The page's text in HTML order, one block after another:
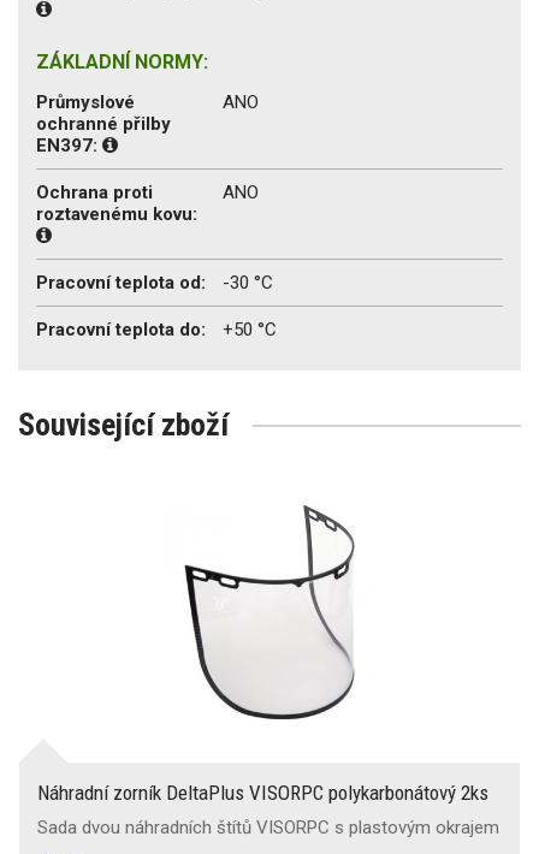
ZÁKLADNÍ NORMY:
Průmyslové
ochranné přilby
EN397:
ANO
Ochrana proti
roztavenému kovu:
ANO
Pracovní teplota od: -30 °C
Pracovní teplota do: +50 °C
Související zboží
Náhradní zorník DeltaPlus VISORPC polykarbonátový 2ks
Sada dvou náhradních štítů VISORPC s plastovým okrajem